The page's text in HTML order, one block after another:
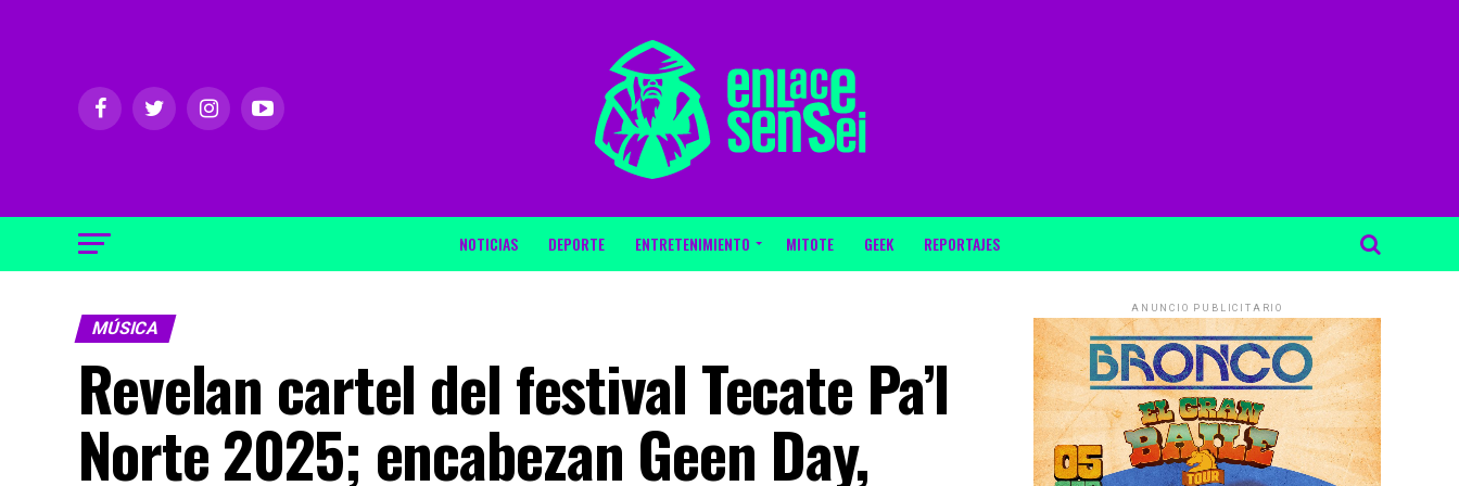
NOTICIAS DEPORTE ENTRETENIMIENTO MITOTE GEEK REPORTAJES
MÚSICA
Revelan cartel del festival Tecate Pa’l
Norte 2025; encabezan Geen Day,
ANUNCIO PUBLICITARIO